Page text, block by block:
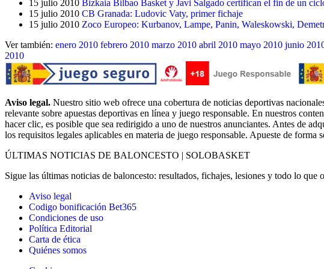
15 julio 2010 Bizkaia Bilbao Basket y Javi Salgado certifican el fin de un
15 julio 2010 CB Granada: Ludovic Vaty, primer fichaje
15 julio 2010 Zoco Europeo: Kurbanov, Lampe, Panin, Waleskowski,
Ver también: enero 2010 febrero 2010 marzo 2010 abril 2010 mayo 2010 junio
2010
Aviso legal. Nuestro sitio web ofrece una cobertura de noticias deportivas
relevante sobre apuestas deportivas en línea y juego responsable. En nuestros
hacer clic, es posible que sea redirigido a uno de nuestros anunciantes. Antes de
los requisitos legales aplicables en materia de juego responsable. Apueste de forma
ÚLTIMAS NOTICIAS DE BALONCESTO | SOLOBASKET
Sigue las últimas noticias de baloncesto: resultados, fichajes, lesiones y todo lo
Aviso legal
Codigo bonificación Bet365
Condiciones de uso
Política Editorial
Carta de ética
Quiénes somos